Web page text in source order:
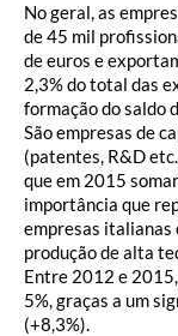
No geral, as
de 45 mil
de euros e
2,3% do total das
formação do saldo
São empresas de
(patentes, R&D
que em 2015
importância que
empresas italianas
produção de alta
Entre 2012 e
5%, graças a um
(+8,3%).